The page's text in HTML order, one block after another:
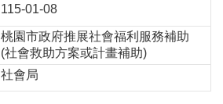
115-01-08
桃園市政府推展社會福利服務補助
(社會救助方案或計畫補助)
社會局